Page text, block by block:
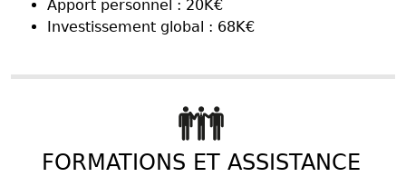
Apport personnel : 20K€
Investissement global : 68K€
FORMATIONS ET ASSISTANCE